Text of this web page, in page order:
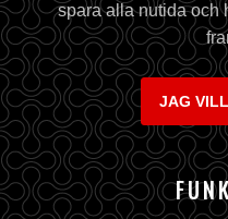
spara alla nutida och
JAG